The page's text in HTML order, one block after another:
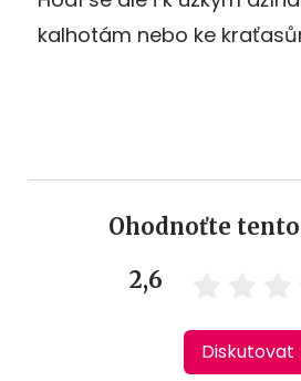
kalhotám nebo ke
Ohodnoťte
2,6
Diskutovat